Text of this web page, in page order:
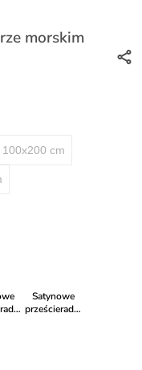
morskim
100x200 cm
Satynowe
prześcieradło